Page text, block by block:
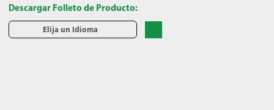
Descargar Folleto de Producto:
Elija un Idioma